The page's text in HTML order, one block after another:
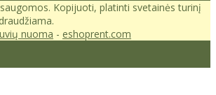
Kopijuoti, platinti svetainės turinį
nuoma - eshoprent.com